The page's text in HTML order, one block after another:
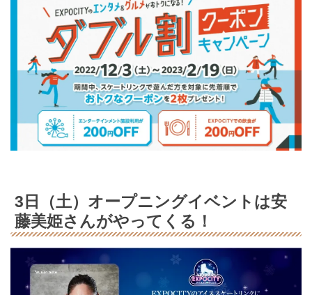
3日（土）オープニングイベントは安
藤美姫さんがやってくる！